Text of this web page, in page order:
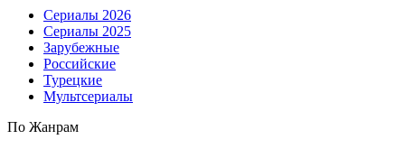
Сериалы 2026
Сериалы 2025
Зарубежные
Российские
Турецкие
Мультсериалы
По Жанрам